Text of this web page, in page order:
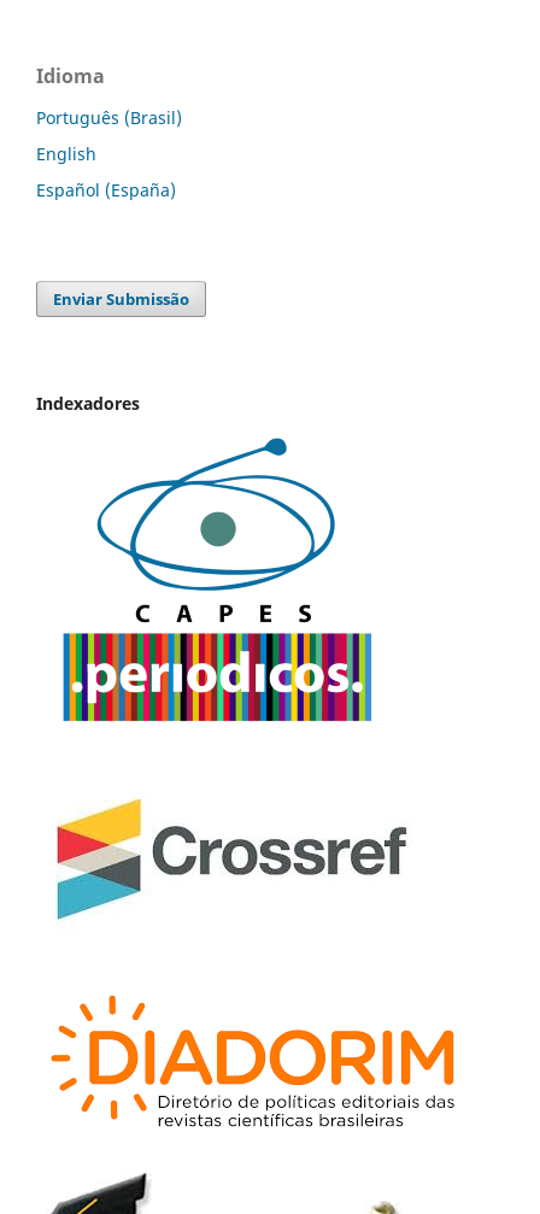
Idioma
Português (Brasil)
English
Español (España)
Enviar Submissão
Indexadores